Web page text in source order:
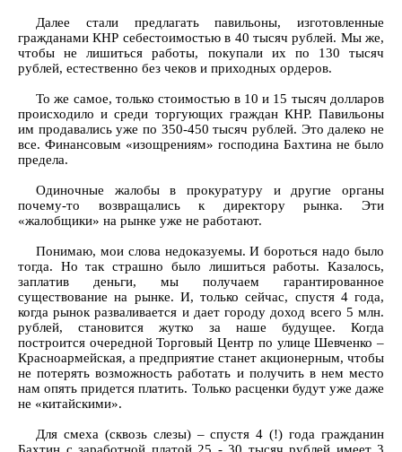
Далее стали предлагать павильоны, изготовленные
гражданами КНР себестоимостью в 40 тысяч рублей. Мы же,
чтобы не лишиться работы, покупали их по 130 тысяч
рублей, естественно без чеков и приходных ордеров.
То же самое, только стоимостью в 10 и 15 тысяч долларов
происходило и среди торгующих граждан КНР. Павильоны
им продавались уже по 350-450 тысяч рублей. Это далеко не
все. Финансовым «изощрениям» господина Бахтина не было
предела.
Одиночные жалобы в прокуратуру и другие органы
почему-то возвращались к директору рынка. Эти
«жалобщики» на рынке уже не работают.
Понимаю, мои слова недоказуемы. И бороться надо было
тогда. Но так страшно было лишиться работы. Казалось,
заплатив деньги, мы получаем гарантированное
существование на рынке. И, только сейчас, спустя 4 года,
когда рынок разваливается и дает городу доход всего 5 млн.
рублей, становится жутко за наше будущее. Когда
построится очередной Торговый Центр по улице Шевченко –
Красноармейская, а предприятие станет акционерным, чтобы
не потерять возможность работать и получить в нем место
нам опять придется платить. Только расценки будут уже даже
не «китайскими».
Для смеха (сквозь слезы) – спустя 4 (!) года гражданин